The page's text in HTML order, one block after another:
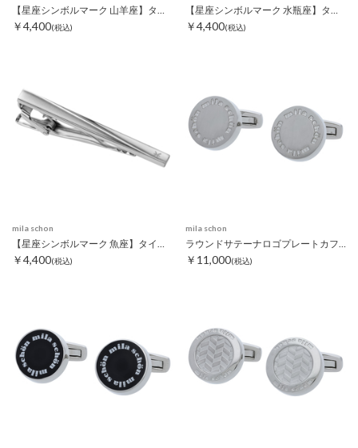
【星座シンボルマーク 山羊座】タイピン
￥4,400(税込)
【星座シンボルマーク 水瓶座】タイピン
￥4,400(税込)
mila schon
￥4,400(税込)
mila schon
￥11,000(税込)